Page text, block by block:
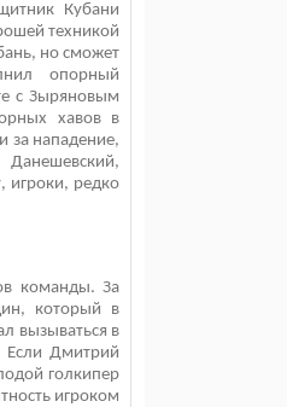
Кубани
техникой
но сможет
опорный
с Зыряновым
хавов в
за нападение,
игроки, редко
команды. За
который в
вызываться в
Если Дмитрий
голкипер
игроком